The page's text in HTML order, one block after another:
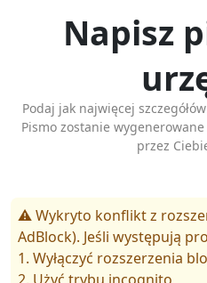
Napisz
Podaj jak najwięcej
Pismo zostanie
przez
⚠️ Wykryto konflikt z
AdBlock). Jeśli występują
1. Wyłączyć rozszerzenia